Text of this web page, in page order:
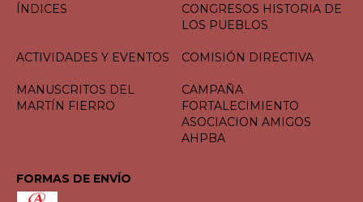
ÍNDICES
CONGRESOS HISTORIA DE
LOS PUEBLOS
ACTIVIDADES Y EVENTOS COMISIÓN DIRECTIVA
MANUSCRITOS DEL
MARTÍN FIERRO
CAMPAÑA
FORTALECIMIENTO
ASOCIACION AMIGOS
AHPBA
FORMAS DE ENVÍO